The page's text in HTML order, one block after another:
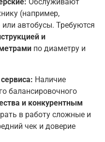
(например,
автобусы. Требуются
и
по диаметру и
Наличие
балансировочного
и конкурентным
в работу сложные и
чек и доверие